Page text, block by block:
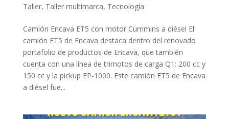
Taller, Taller multimarca, Tecnología
Camión Encava ET5 con motor Cummins a diésel El
camión ET5 de Encava destaca dentro del renovado
portafolio de productos de Encava, que también
cuenta con una línea de trimotos de carga Q1: 200 cc y
150 cc y la pickup EP-1000. Este camión ET5 de Encava
a diésel fue...